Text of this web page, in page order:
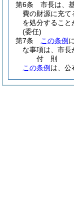
第6条
市長は、
費の財源に充て
を処分すること
(委任)
第7条
この条例
な事項は、市長
付 則
この条例 は、公